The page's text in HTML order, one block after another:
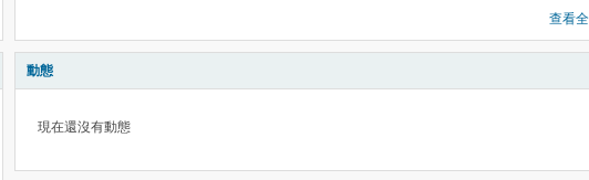
查看
動態
現在還沒有動態